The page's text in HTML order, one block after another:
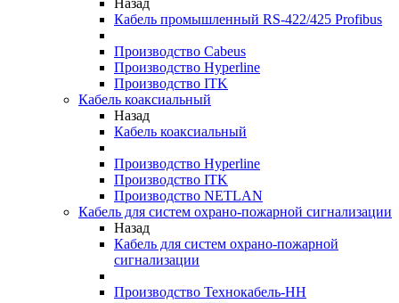
Назад
Кабель промышленный RS-422/425 Profibus
Производство Cabeus
Производство Hyperline
Производство ITK
Кабель коаксиальный
Назад
Кабель коаксиальный
Производство Hyperline
Производство ITK
Производство NETLAN
Кабель для систем охрано-пожарной сигнализации
Назад
Кабель для систем охрано-пожарной
сигнализации
Производство Технокабель-НН